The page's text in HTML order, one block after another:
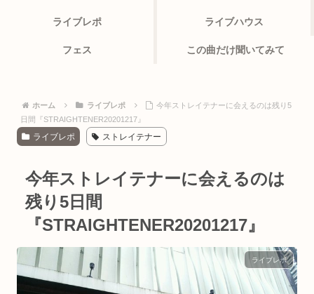
ライブレポ ライブハウス
フェス この曲だけ聞いてみて
ホーム ライブレポ
今年ストレイテナーに会えるのは残り5
日間『STRAIGHTENER20201217』
ライブレポ ストレイテナー
今年ストレイテナーに会えるのは
残り5日間
『STRAIGHTENER20201217』
ライブレポ